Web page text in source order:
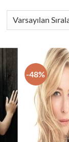
-48%